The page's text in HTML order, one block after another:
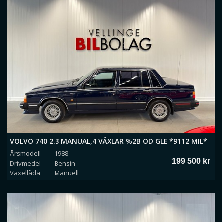
VOLVO 740 2.3 MANUAL,4 VÄXLAR %2B OD GLE *9112 MIL*
Årsmodell
1988
Drivmedel
Bensin
Växellåda
Manuell
199 500 kr